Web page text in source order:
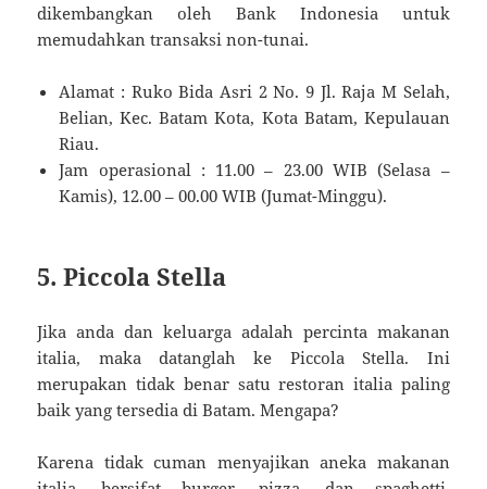
dikembangkan oleh Bank Indonesia untuk
memudahkan transaksi non-tunai.
Alamat : Ruko Bida Asri 2 No. 9 Jl. Raja M Selah,
Belian, Kec. Batam Kota, Kota Batam, Kepulauan
Riau.
Jam operasional : 11.00 – 23.00 WIB (Selasa –
Kamis), 12.00 – 00.00 WIB (Jumat-Minggu).
5. Piccola Stella
Jika anda dan keluarga adalah percinta makanan
italia, maka datanglah ke Piccola Stella. Ini
merupakan tidak benar satu restoran italia paling
baik yang tersedia di Batam. Mengapa?
Karena tidak cuman menyajikan aneka makanan